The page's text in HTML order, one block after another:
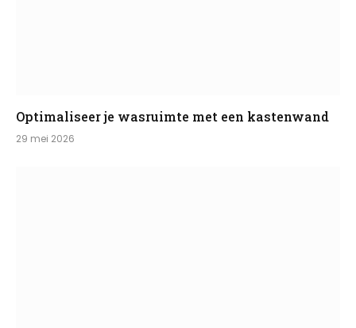
Optimaliseer je wasruimte met een kastenwand
29 mei 2026